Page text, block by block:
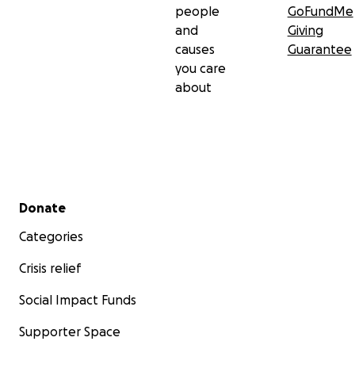
people
and
causes
you care
about
GoFundMe
Giving
Guarantee
Secondary menu
Donate
Categories
Crisis relief
Social Impact Funds
Supporter Space